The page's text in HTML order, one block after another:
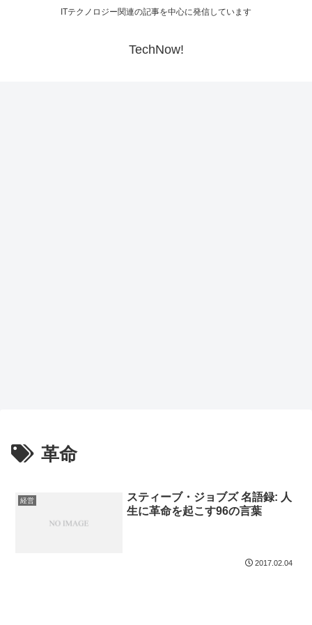
ITテクノロジー関連の記事を中心に発信しています
TechNow!
革命
経営
スティーブ・ジョブズ 名語録: 人
生に革命を起こす96の言葉
2017.02.04